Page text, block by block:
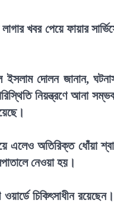
খবর পেয়ে ফায়ার
ইসলাম দোলন জানান,
নিয়ন্ত্রণে আনা
এলেও অতিরিক্ত ধোঁয়া
নেওয়া হয়।
চিকিৎসাধীন